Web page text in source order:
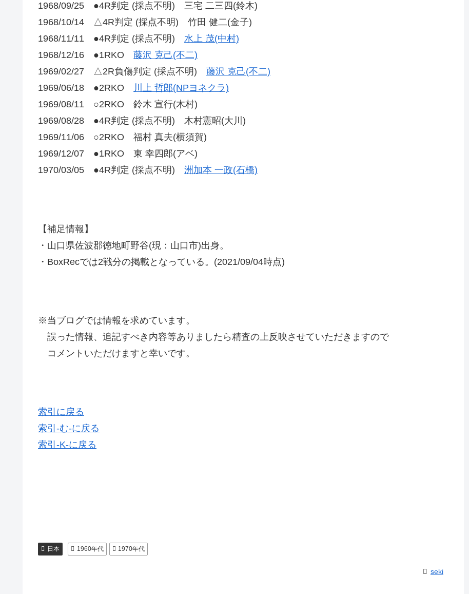
1968/09/25 ●4R判定 (採点不明) 三宅 二三四(鈴木)
1968/10/14 △4R判定 (採点不明) 竹田 健二(金子)
1968/11/11 ●4R判定 (採点不明) 水上 茂(中村)
1968/12/16 ●1RKO 藤沢 克己(不二)
1969/02/27 △2R負傷判定 (採点不明) 藤沢 克己(不二)
1969/06/18 ●2RKO
川上 哲郎(NPヨネクラ)
1969/08/11 ○2RKO 鈴木 宣行(木村)
1969/08/28 ●4R判定 (採点不明) 木村憲昭(大川)
1969/11/06 ○2RKO 福村 真夫(横須賀)
1969/12/07 ●1RKO 東 幸四郎(アベ)
1970/03/05 ●4R判定 (採点不明) 洲加本 一政(石橋)
【補足情報】
・山口県佐波郡徳地町野谷(現：山口市)出身。
・BoxRecでは2戦分の掲載となっている。(2021/09/04時点)
※当ブログでは情報を求めています。
誤った情報、追記すべき内容等ありましたら精査の上反映させていただきますので
コメントいただけますと幸いです。
索引に戻る
索引-む-に戻る
索引-K-に戻る
日本 1960年代 1970年代
seki